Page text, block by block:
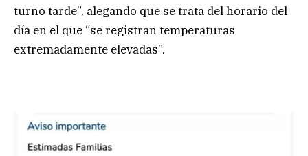
turno tarde”, alegando que se trata del horario del
día en el que “se registran temperaturas
extremadamente elevadas”.